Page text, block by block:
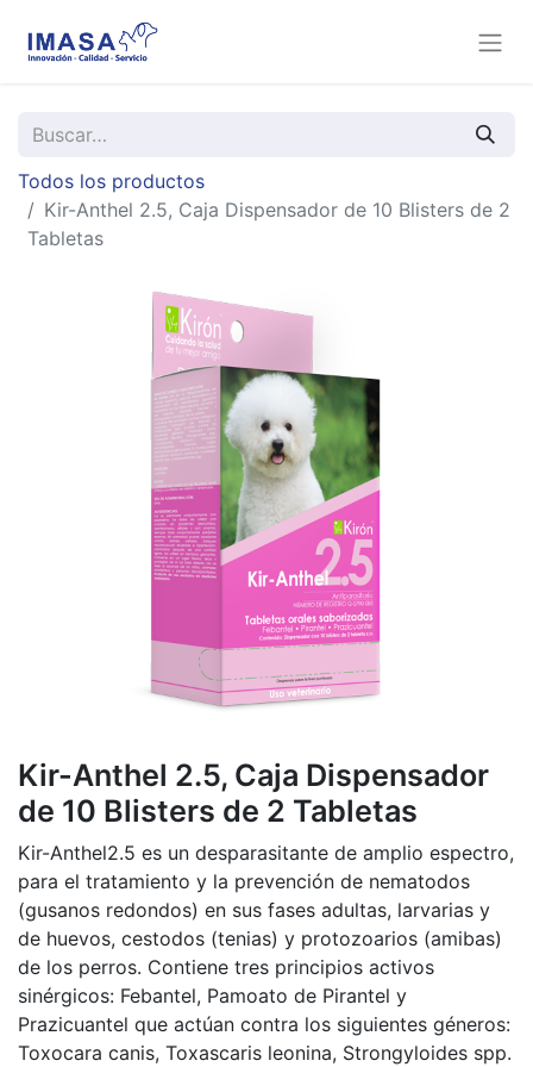
Todos los productos
Kir-Anthel 2.5, Caja Dispensador de 10 Blisters de 2
Tabletas
Kir-Anthel 2.5, Caja Dispensador
de 10 Blisters de 2 Tabletas
Kir-Anthel2.5 es un desparasitante de amplio espectro,
para el tratamiento y la prevención de nematodos
(gusanos redondos) en sus fases adultas, larvarias y
de huevos, cestodos (tenias) y protozoarios (amibas)
de los perros. Contiene tres principios activos
sinérgicos: Febantel, Pamoato de Pirantel y
Prazicuantel que actúan contra los siguientes géneros:
Toxocara canis, Toxascaris leonina, Strongyloides spp.